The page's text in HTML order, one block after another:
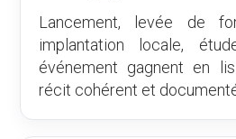
Lancement, levée de
implantation locale,
événement gagnent en
récit cohérent et